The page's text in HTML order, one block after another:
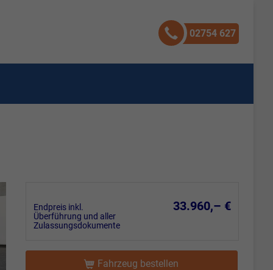
02754 627
Endpreis inkl.
Überführung und aller
Zulassungsdokumente
33.960,– €
Fahrzeug bestellen